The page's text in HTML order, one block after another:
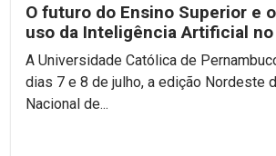
O futuro do Ensino Superior e
uso da Inteligência Artificial
acadêmico...
A Universidade Católica de
dias 7 e 8 de julho, a edição Nordeste
Nacional de...